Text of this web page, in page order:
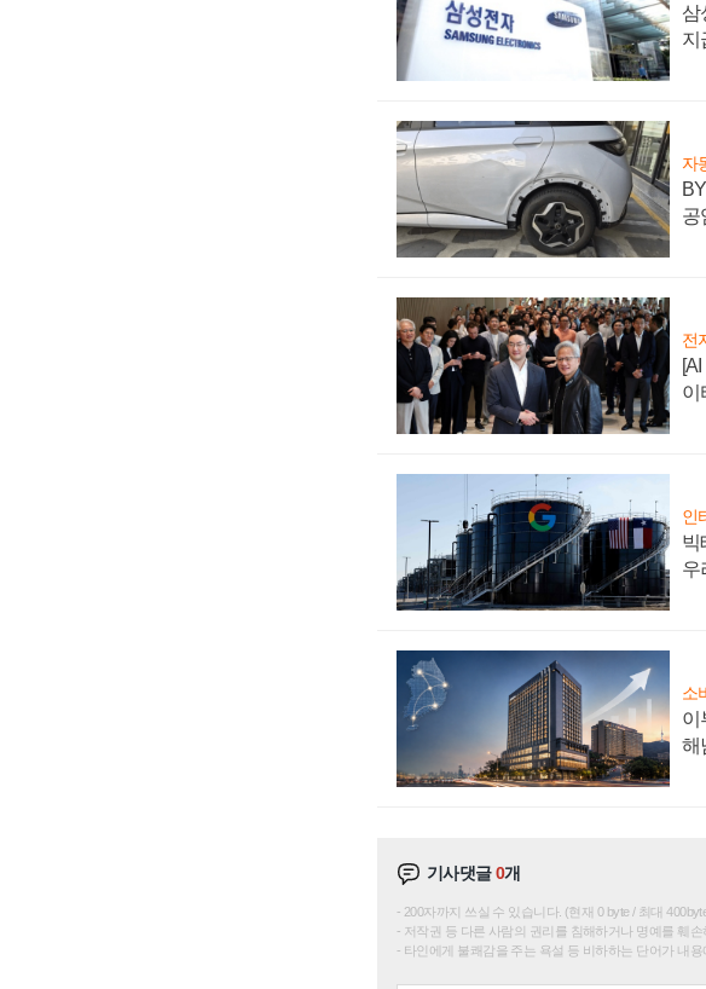
삼
지
자
공
전
이
인
빅
우
소
이
해
기사댓글0개
200자까지 쓰실 수 있습니다. (현재 0 byte / 최대
저작권 등 다른 사람의 권리를 침해하거나 명예를 훼
타인에게 불쾌감을 주는 욕설 등 비하하는 단어가 내